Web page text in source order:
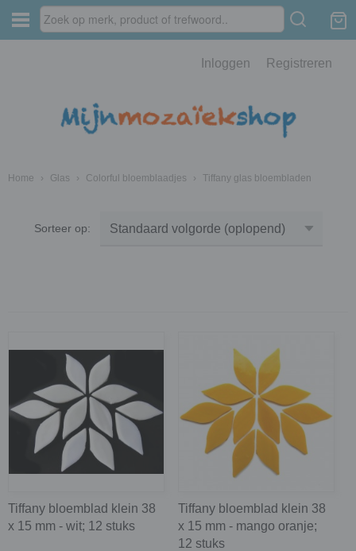
Inloggen Registreren
Home › Glas › Colorful bloemblaadjes › Tiffany glas bloembladen
Sorteer op:
Tiffany bloemblad klein 38
x 15 mm - wit; 12 stuks
Tiffany bloemblad klein 38
x 15 mm - mango oranje;
12 stuks